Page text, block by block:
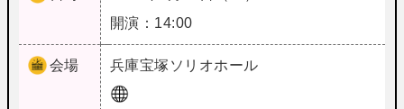
開演：14:00
会場 兵庫宝塚ソリオホール